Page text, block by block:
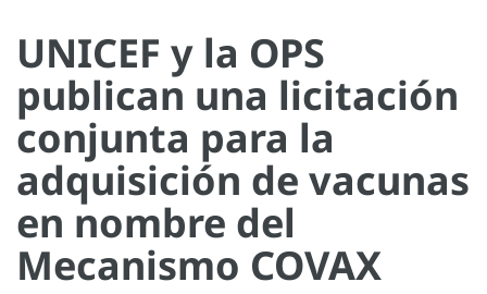
UNICEF y la OPS
publican una licitación
conjunta para la
adquisición de vacunas
en nombre del
Mecanismo COVAX